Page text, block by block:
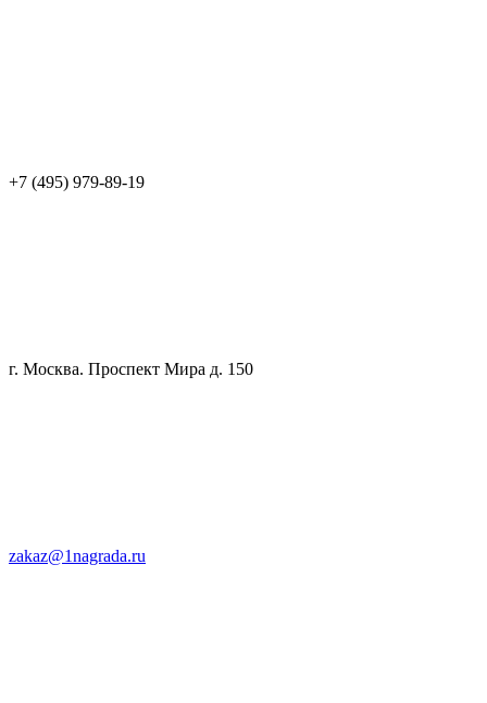
+7 (495) 979-89-19
г. Москва. Проспект Мира д. 150
zakaz@1nagrada.ru